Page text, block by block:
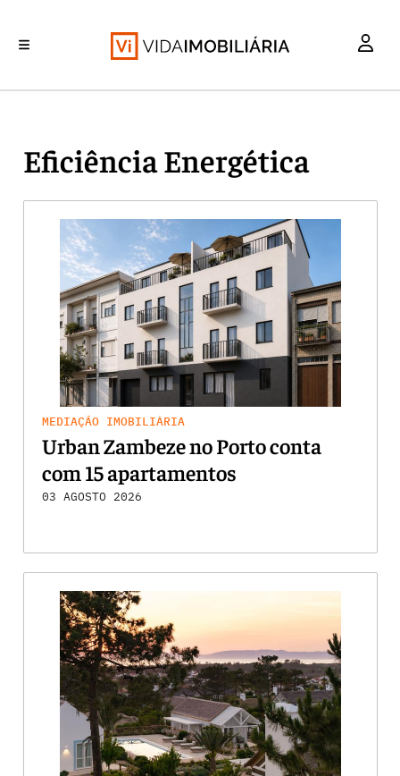
Eficiência Energética
MEDIAÇÃO IMOBILIÁRIA
Urban Zambeze no Porto conta
com 15 apartamentos
03 AGOSTO 2026